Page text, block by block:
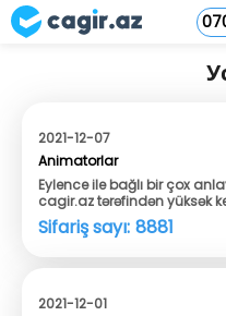
2021-12-07
Animatorlar
Eylence ile bağlı bir çox
cagir.az tərəfindən yüksək
Sifariş sayı: 8881
2021-12-01